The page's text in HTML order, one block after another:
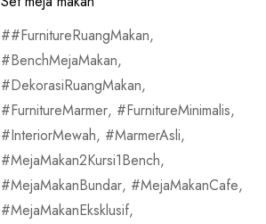
#FurnitureRuangMakan,
BenchMejaMakan,
DekorasiRuangMakan,
FurnitureMarmer, FurnitureMinimalis,
InteriorMewah, MarmerAsli,
MejaMakan2Kursi1Bench,
MejaMakanBundar, MejaMakanCafe,
MejaMakanEksklusif,